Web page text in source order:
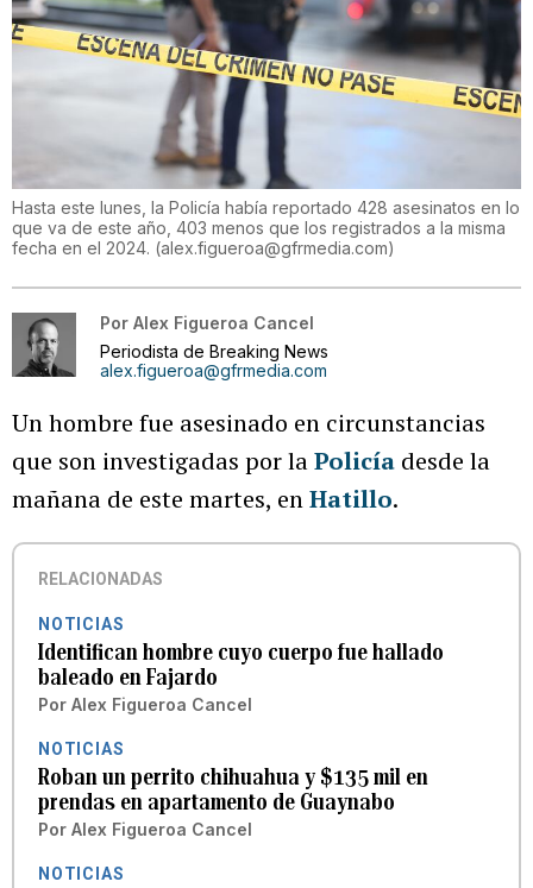
Hasta este lunes, la Policía había reportado 428 asesinatos en lo
que va de este año, 403 menos que los registrados a la misma
fecha en el 2024. (alex.figueroa@gfrmedia.com)
Por Alex Figueroa Cancel
Periodista de Breaking News
alex.figueroa@gfrmedia.com
Un hombre fue asesinado en circunstancias
que son investigadas por laPolicía desde la
mañana de este martes, enHatillo.
RELACIONADAS
NOTICIAS
Identifican hombre cuyo cuerpo fue hallado
baleado en Fajardo
Por Alex Figueroa Cancel
NOTICIAS
Roban un perrito chihuahua y $135 mil en
prendas en apartamento de Guaynabo
Por Alex Figueroa Cancel
NOTICIAS